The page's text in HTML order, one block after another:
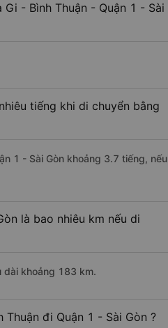
- Bình Thuận - Quận 1 - Sài
tiếng khi di chuyển bằng
1 - Sài Gòn khoảng 3.7 tiếng, nếu
là bao nhiêu km nếu di
dài khoảng 183 km.
đi Quận 1 - Sài Gòn ?